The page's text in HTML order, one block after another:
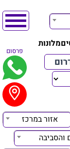
מלונות
פרסום
אזור במרכז
והסביבה